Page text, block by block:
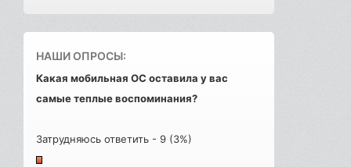
НАШИ ОПРОСЫ:
Какая мобильная ОС оставила у вас
самые теплые воспоминания?
Затрудняюсь ответить - 9 (3%)